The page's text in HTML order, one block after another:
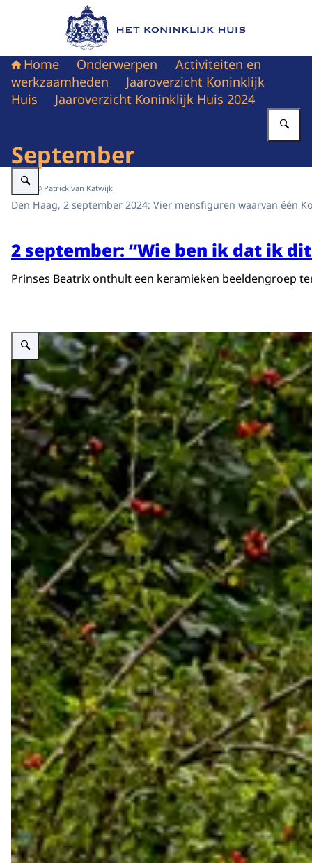
Naar de homepage van Het Koninklijk Huis
Home Onderwerpen
Activiteiten en
werkzaamheden
Jaaroverzicht Koninklijk
Huis
Jaaroverzicht Koninklijk Huis 2024
September
Vergroot afbeelding Prinses Beatrix onthult beeldengroep Juliana
Beeld: © Patrick van Katwijk
Den Haag, 2 september 2024: Vier mensfiguren waarvan
2 september: “Wie ben ik dat ik
Prinses Beatrix onthult een keramieken beeldengroep
Vergroot afbeelding Koning bij 75 jaar de Zonnebloem